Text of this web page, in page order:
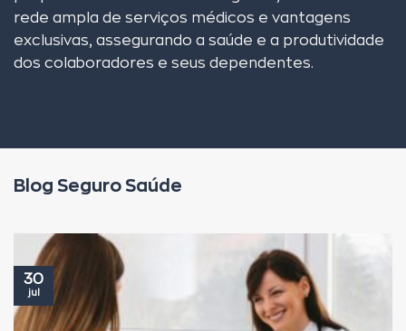
rede ampla de serviços médicos e vantagens
exclusivas, assegurando a saúde e a produtividade
dos colaboradores e seus dependentes.
Blog Seguro Saúde
30
jul